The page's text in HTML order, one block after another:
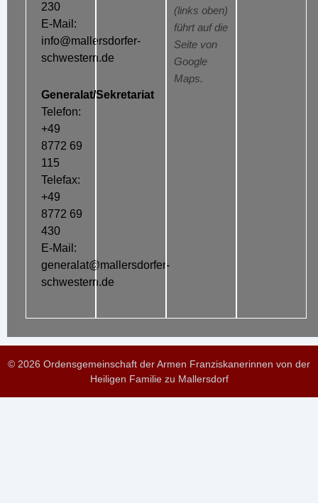
230
E-Mail:
info@mallersdorfer-
schwestern.de
Generalat/Sekretariat
Telefon:
+49
8772 69
115
Telefax:
+49
8772 69
430
E-Mail:
generalat@mallersdorfer-
schwestern.de
(links oben)
führt auf die
Seite von
Google
Maps.
© 2026 Ordensgemeinschaft der Armen Franziskanerinnen von der
Heiligen Familie zu Mallersdorf